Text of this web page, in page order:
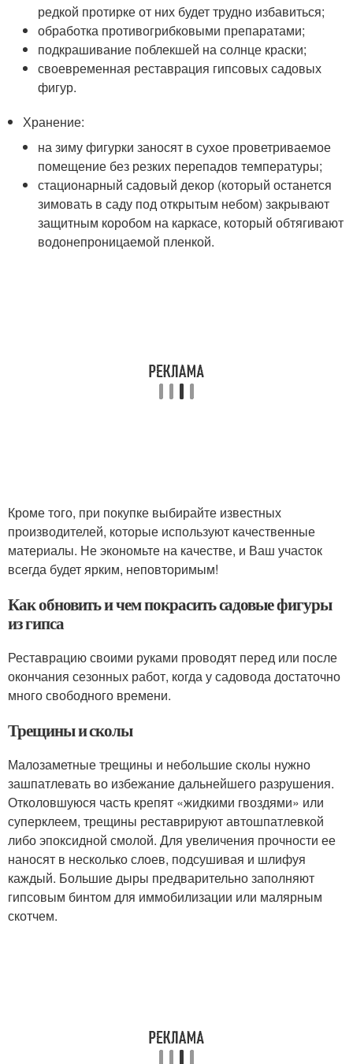
редкой протирке от них будет трудно избавиться;
обработка противогрибковыми препаратами;
подкрашивание поблекшей на солнце краски;
своевременная реставрация гипсовых садовых
фигур.
Хранение:
на зиму фигурки заносят в сухое проветриваемое
помещение без резких перепадов температуры;
стационарный садовый декор (который останется
зимовать в саду под открытым небом) закрывают
защитным коробом на каркасе, который обтягивают
водонепроницаемой пленкой.
Кроме того, при покупке выбирайте известных
производителей, которые используют качественные
материалы. Не экономьте на качестве, и Ваш участок
всегда будет ярким, неповторимым!
Как обновить и чем покрасить садовые фигуры
из гипса
Реставрацию своими руками проводят перед или после
окончания сезонных работ, когда у садовода достаточно
много свободного времени.
Трещины и сколы
Малозаметные трещины и небольшие сколы нужно
зашпатлевать во избежание дальнейшего разрушения.
Отколовшуюся часть крепят «жидкими гвоздями» или
суперклеем, трещины реставрируют автошпатлевкой
либо эпоксидной смолой. Для увеличения прочности ее
наносят в несколько слоев, подсушивая и шлифуя
каждый. Большие дыры предварительно заполняют
гипсовым бинтом для иммобилизации или малярным
скотчем.